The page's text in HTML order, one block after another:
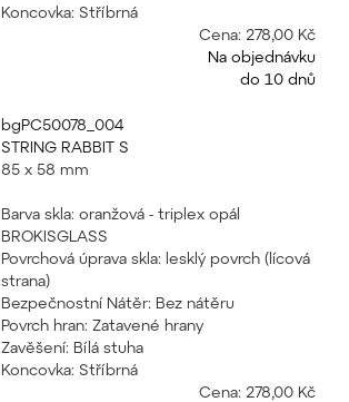
Koncovka: Stříbrná
Cena: 278,00 Kč
Na objednávku
do 10 dnů
bgPC50078_004
STRING RABBIT S
85 x 58 mm
Barva skla: oranžová - triplex opál
BROKISGLASS
Povrchová úprava skla: lesklý povrch (lícová
strana)
Bezpečnostní Nátěr: Bez nátěru
Povrch hran: Zatavené hrany
Zavěšení: Bílá stuha
Koncovka: Stříbrná
Cena: 278,00 Kč